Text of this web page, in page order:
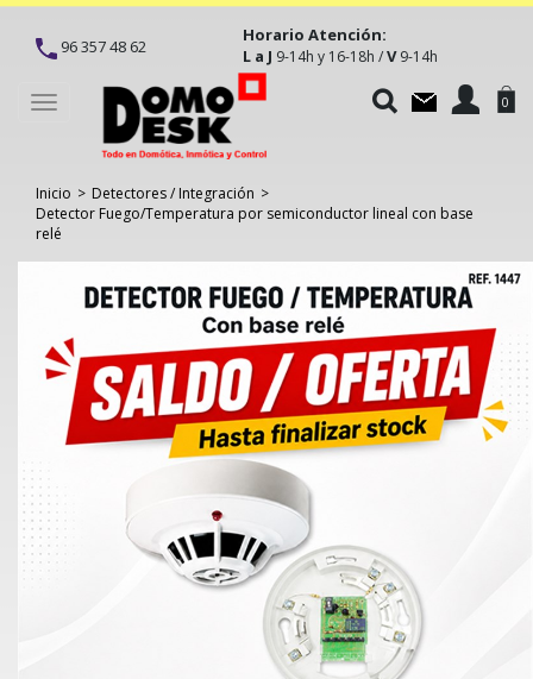
96 357 48 62
Horario Atención:
L a J 9-14h y 16-18h /V9-14h
Toggle
navigation
0
Inicio > Detectores / Integración >
Detector Fuego/Temperatura por semiconductor lineal con base
relé